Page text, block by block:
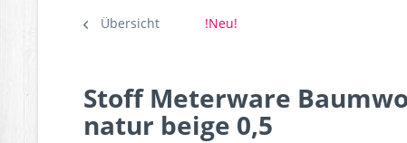
Übersicht !Neu!
Stoff Meterware
natur beige 0,5